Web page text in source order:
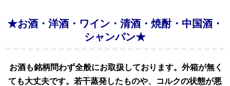
★お酒・洋酒・ワイン・清酒・焼酎・中国酒・
シャンパン★
お酒も銘柄問わず全般にお取扱しております。外箱が無く
ても大丈夫です。若干蒸発したものや、コルクの状態が悪